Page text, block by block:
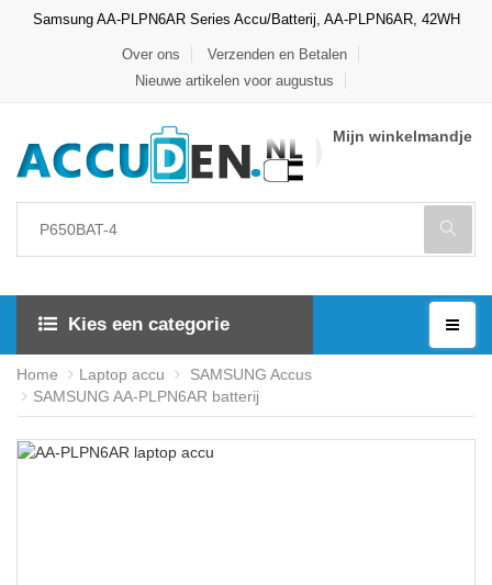
Samsung AA-PLPN6AR Series Accu/Batterij, AA-PLPN6AR, 42WH
Over ons
Verzenden en Betalen
Nieuwe artikelen voor augustus
Mijn winkelmandje
Kies een categorie
Home Laptop accu
SAMSUNG Accus
SAMSUNG AA-PLPN6AR batterij